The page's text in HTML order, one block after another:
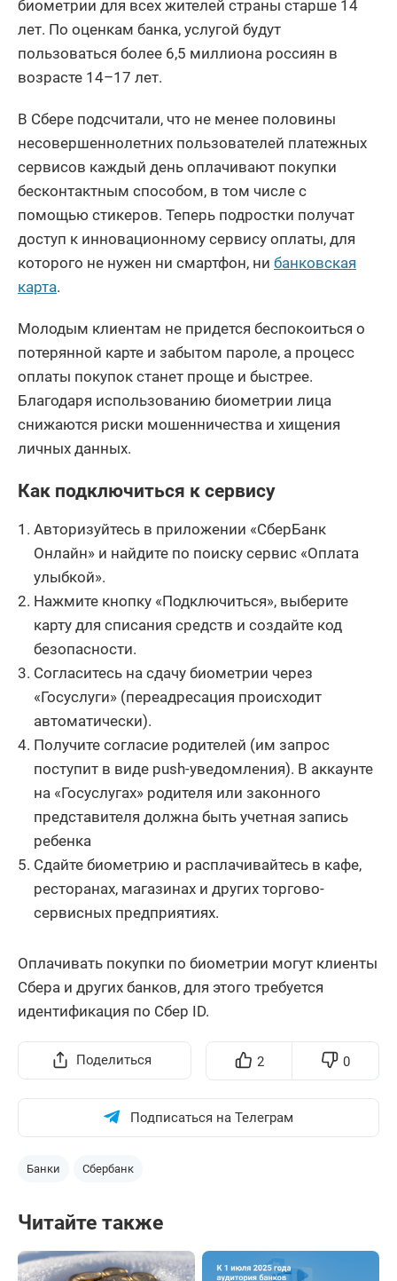
биометрии для всех жителей страны старше 14
лет. По оценкам банка, услугой будут
пользоваться более 6,5 миллиона россиян в
возрасте 14–17 лет.
В Сбере подсчитали, что не менее половины
несовершеннолетних пользователей платежных
сервисов каждый день оплачивают покупки
бесконтактным способом, в том числе с
помощью стикеров. Теперь подростки получат
доступ к инновационному сервису оплаты, для
которого не нужен ни смартфон, ни банковская
карта.
Молодым клиентам не придется беспокоиться о
потерянной карте и забытом пароле, а процесс
оплаты покупок станет проще и быстрее.
Благодаря использованию биометрии лица
снижаются риски мошенничества и хищения
личных данных.
Как подключиться к сервису
Авторизуйтесь в приложении «СберБанк
Онлайн» и найдите по поиску сервис «Оплата
улыбкой».
Нажмите кнопку «Подключиться», выберите
карту для списания средств и создайте код
безопасности.
Согласитесь на сдачу биометрии через
«Госуслуги» (переадресация происходит
автоматически).
Получите согласие родителей (им запрос
поступит в виде push-уведомления). В аккаунте
на «Госуслугах» родителя или законного
представителя должна быть учетная запись
ребенка
Сдайте биометрию и расплачивайтесь в кафе,
ресторанах, магазинах и других торгово-
сервисных предприятиях.
Оплачивать покупки по биометрии могут клиенты
Сбера и других банков, для этого требуется
идентификация по Сбер ID.
Поделиться 2 0
Подписаться на Телеграм
Банки Сбербанк
Читайте также